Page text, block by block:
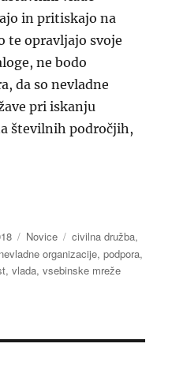
in pritiskajo na
te opravljajo svoje
ne bodo
da so nevladne
pri iskanju
številnih področjih,
organizacije
Kategorije
Novice Oznake
civilna družba,
nevladne organizacije,podpora,
,vlada,vsebinske mreže